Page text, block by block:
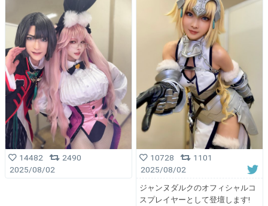
14482
2490
2025/08/02
10728
1101
2025/08/02
ジャンヌダルクのオフィシャルコ
スプレイヤーとして登壇します!